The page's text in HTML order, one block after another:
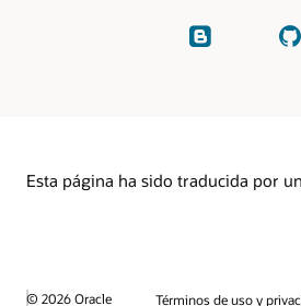
en
linkedIn
Lee
Esta página ha sido traducida por
© 2026 Oracle Términos de uso y